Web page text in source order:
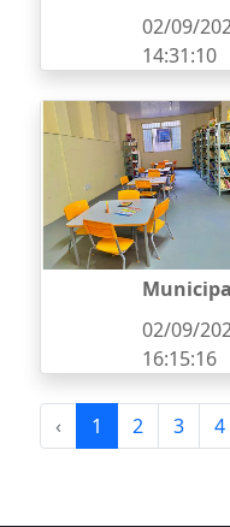
02/09/
14:31:10
de
u
Biblioteca
Pública
02/09/
16:15:16
‹ 1 2 3 4